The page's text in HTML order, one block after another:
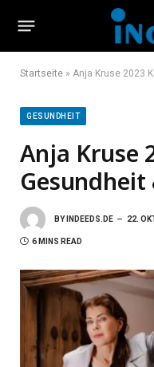
Startseite » Anja Kruse 2023
GESUNDHEIT
Anja Kruse
Gesundheit
BY INDEEDS.DE 22.
6 MINS READ